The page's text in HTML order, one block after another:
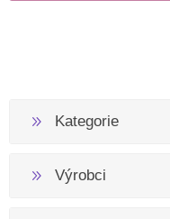
Kategorie
Výrobci